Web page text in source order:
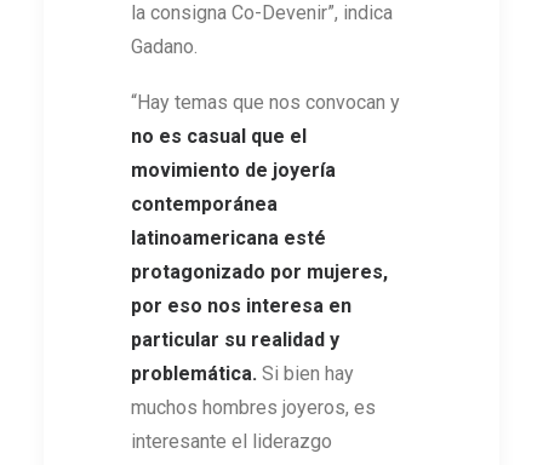
la consigna Co-Devenir”, indica
Gadano.
“Hay temas que nos convocan y
no es casual que el
movimiento de joyería
contemporánea
latinoamericana esté
protagonizado por mujeres,
por eso nos interesa en
particular su realidad y
problemática. Si bien hay
muchos hombres joyeros, es
interesante el liderazgo